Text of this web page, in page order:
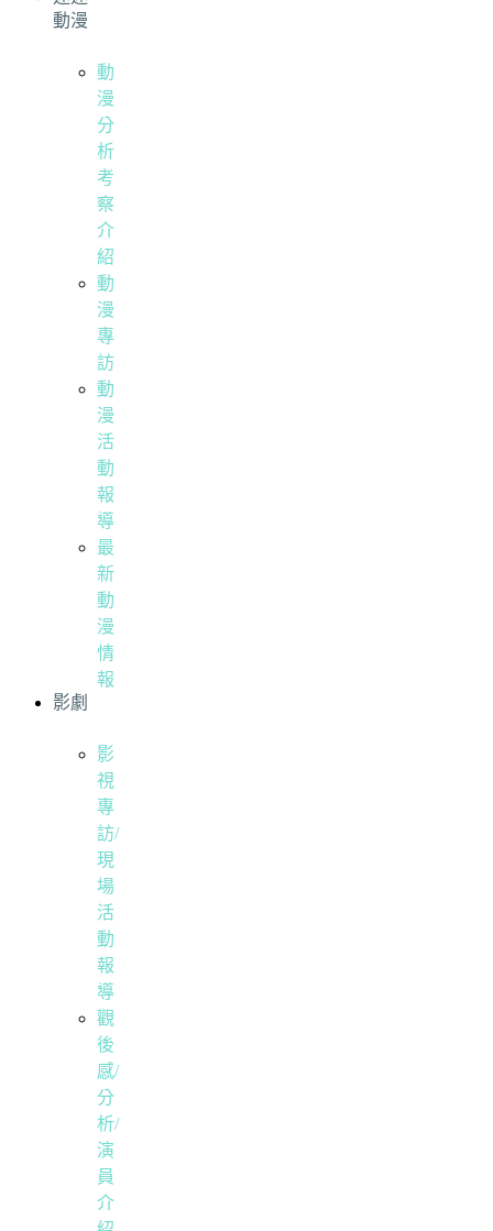
動漫
動
漫
分
析
考
察
介
紹
動
漫
專
訪
動
漫
活
動
報
導
最
新
動
漫
情
報
影劇
影
視
專
訪/
現
場
活
動
報
導
觀
後
感/
分
析/
演
員
介